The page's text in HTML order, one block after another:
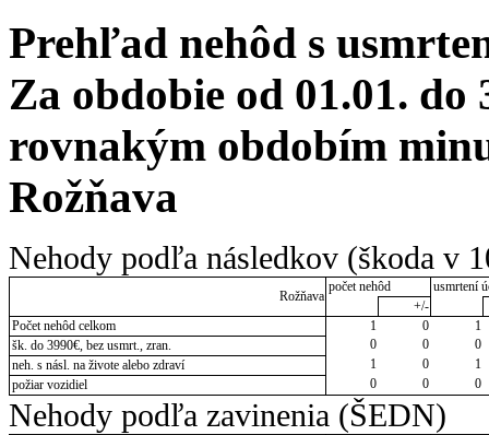
Prehľad nehôd s
Za obdobie od 01.01. do
rovnakým obdobím
Rožňava
Nehody podľa následkov (škoda v
Rožňava
počet nehôd
usmrtení
+/-
Počet nehôd celkom
1 0
1
šk. do 3990€, bez usmrt., zran.
0 0
0
neh. s násl. na živote alebo zdraví
1 0
1
požiar vozidiel
0 0 0
Nehody podľa zavinenia (ŠEDN)